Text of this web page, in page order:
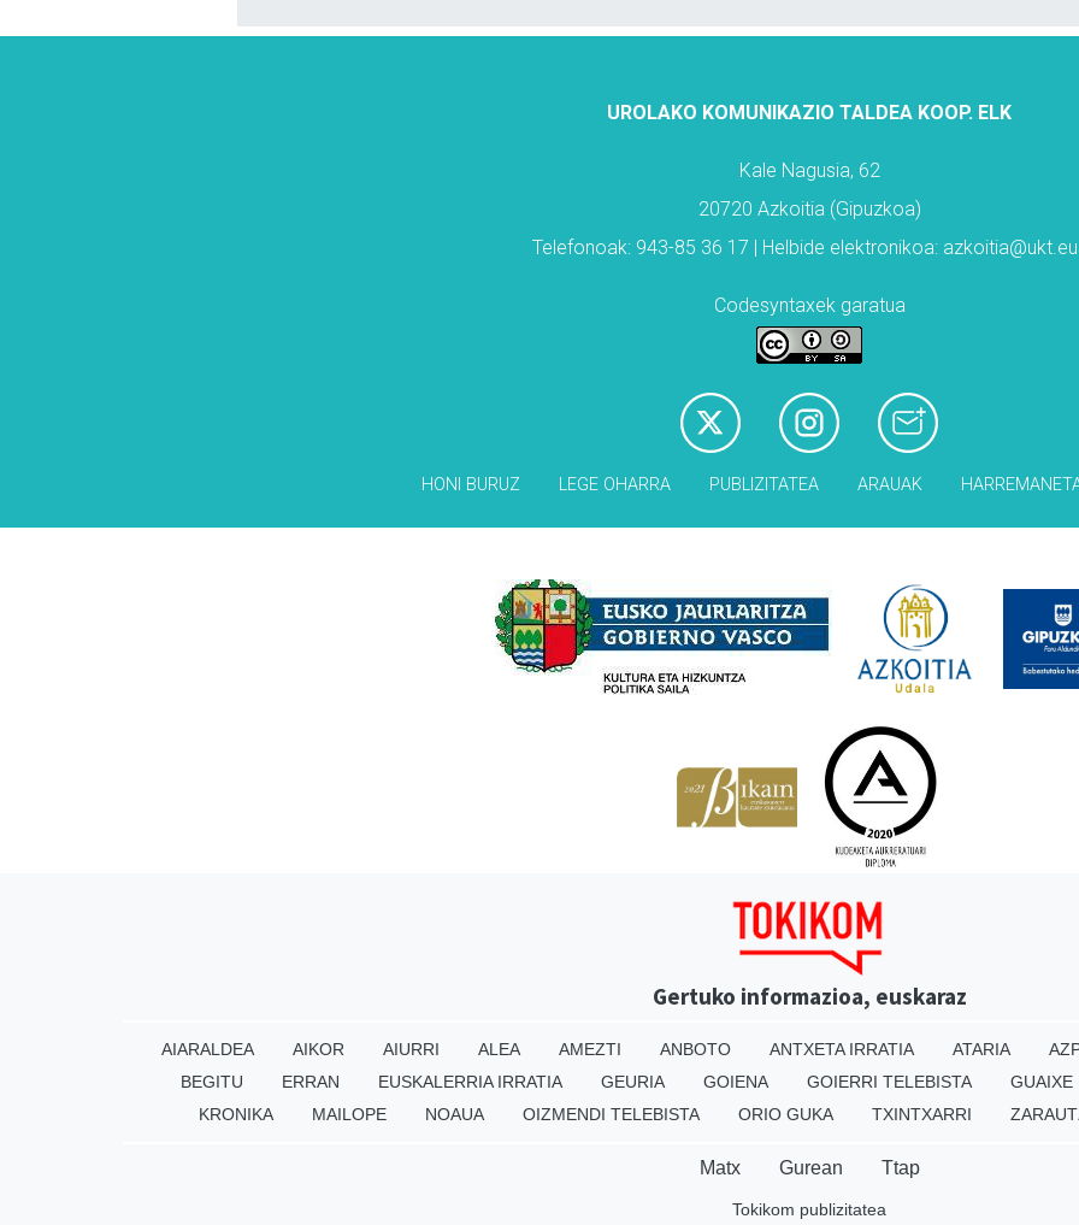
UROLAKO KOMUNIKAZIO TALDEA KOOP. ELK
Kale Nagusia, 62
20720 Azkoitia (Gipuzkoa)
Telefonoak: 943-85 36 17 | Helbide elektronikoa:
Codesyntaxek garatua
HONI BURUZ LEGE OHARRA PUBLIZITATEA ARAUAK
Gertuko informazioa, euskaraz
AIARALDEA AIKOR AIURRI ALEA AMEZTI ANBOTO ANTXETA IRRATIA ATARIA
BEGITU
ERRAN EUSKALERRIA IRRATIA GEURIA GOIENA GOIERRI TELEBISTA
GUAIXE
KRONIKA
MAILOPE NOAUA OIZMENDI TELEBISTA ORIO GUKA TXINTXARRI
Matx Gurean Ttap
Tokikom publizitatea